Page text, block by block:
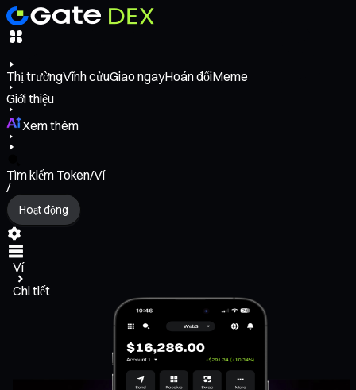
Thị trườngVĩnh cửuGiao ngayHoán đổiMeme
Giới thiệu
Xem thêm
Tìm kiếm Token/Ví
/
Hoạt động
Ví
Chi tiết